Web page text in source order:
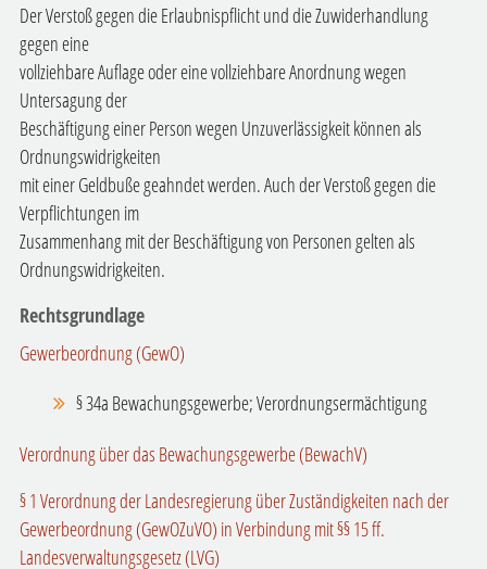
Der Verstoß gegen die Erlaubnispflicht und die Zuwiderhandlung
gegen eine
vollziehbare Auflage oder eine vollziehbare Anordnung wegen
Untersagung der
Beschäftigung einer Person wegen Unzuverlässigkeit können als
Ordnungswidrigkeiten
mit einer Geldbuße geahndet werden. Auch der Verstoß gegen die
Verpflichtungen im
Zusammenhang mit der Beschäftigung von Personen gelten als
Ordnungswidrigkeiten.
Rechtsgrundlage
Gewerbeordnung (GewO)
§ 34a Bewachungsgewerbe; Verordnungsermächtigung
Verordnung über das Bewachungsgewerbe (BewachV)
§ 1 Verordnung der Landesregierung über Zuständigkeiten nach der
Gewerbeordnung (GewOZuVO) in Verbindung mit §§ 15 ff.
Landesverwaltungsgesetz (LVG)